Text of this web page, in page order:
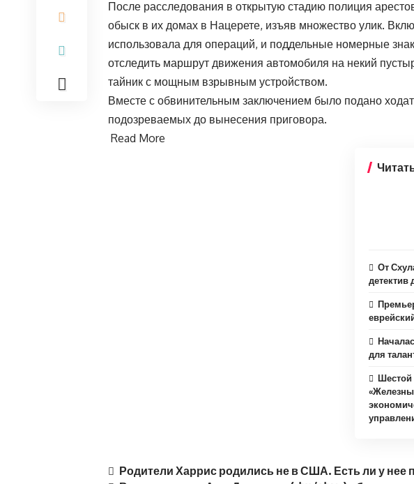
После расследования в открытую стадию полиция
обыск в их домах в Нацерете, изъяв множество улик.
использовала для операций, и поддельные номерные
отследить маршрут движения автомобиля на некий
тайник с мощным взрывным устройством.
Вместе с обвинительным заключением было подано
подозреваемых до вынесения приговора.
Read More
От
детектив
для
Шестой
Родители Харрис родились не в США. Есть ли у нее